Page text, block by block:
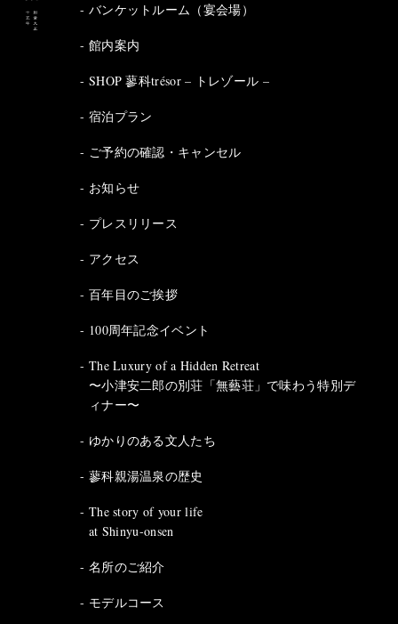
バンケットルーム（宴会場）
館内案内
SHOP 蓼科trésor – トレゾール –
宿泊プラン
ご予約の確認・キャンセル
お知らせ
プレスリリース
アクセス
百年目のご挨拶
100周年記念イベント
The Luxury of a Hidden Retreat
〜小津安二郎の別荘「無藝荘」で味わう特別デ
ィナー〜
ゆかりのある文人たち
蓼科親湯温泉の歴史
The story of your life
at Shinyu-onsen
名所のご紹介
モデルコース